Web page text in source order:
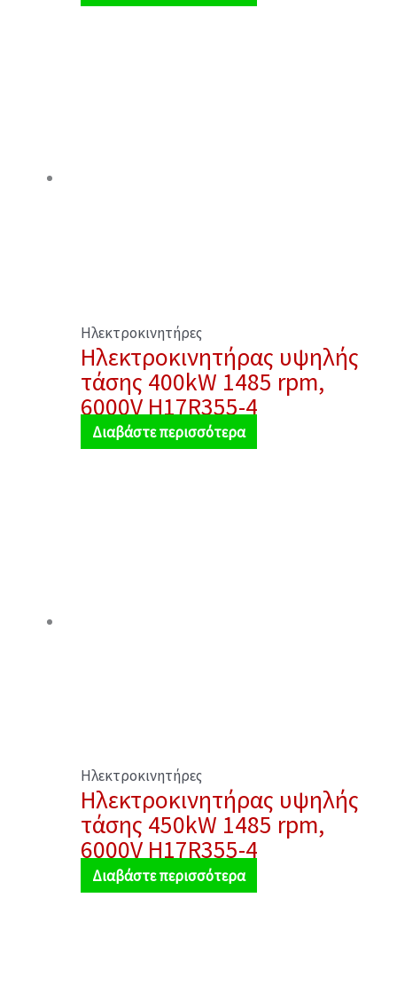
Ηλεκτροκινητήρες
Ηλεκτροκινητήρας υψηλής
τάσης 400kW 1485 rpm,
6000V H17R355-4
Διαβάστε περισσότερα
Ηλεκτροκινητήρες
Ηλεκτροκινητήρας υψηλής
τάσης 450kW 1485 rpm,
6000V H17R355-4
Διαβάστε περισσότερα